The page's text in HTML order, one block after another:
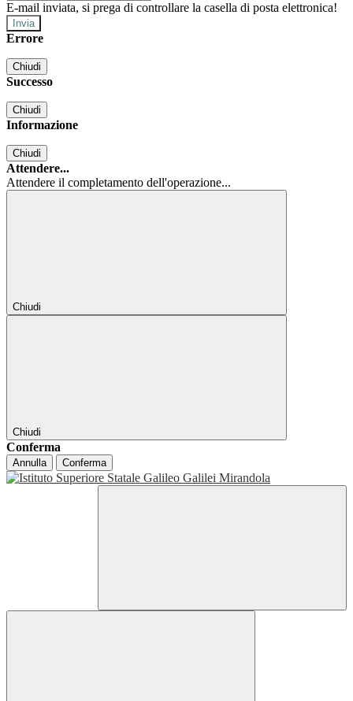
E-mail inviata, si prega di controllare la casella di posta elettronica!
Errore
Chiudi
Successo
Chiudi
Informazione
Chiudi
Attendere...
Attendere il completamento dell'operazione...
Chiudi
Chiudi
Conferma
Annulla Conferma